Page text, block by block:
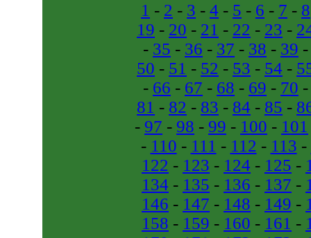
1 - 2 - 3 - 4 - 5 - 6 - 7 - 8
19 - 20 - 21 - 22 - 23 -
- 35 - 36 - 37 - 38 - 39
50 - 51 - 52 - 53 - 54 -
- 66 - 67 - 68 - 69 - 70
81 - 82 - 83 - 84 - 85 -
- 97 - 98 - 99 - 100 - 101
- 110 - 111 - 112 - 113 -
122 - 123 - 124 - 125 -
134 - 135 - 136 - 137 -
146 - 147 - 148 - 149 -
158 - 159 - 160 - 161 -